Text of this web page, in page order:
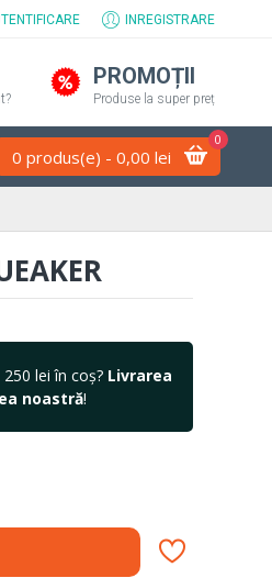
INREGISTRARE
PROMOȚII
Produse la super preț
0 produs(e) - 0,00 lei
0
250 lei în coș? Livrarea
noastră!